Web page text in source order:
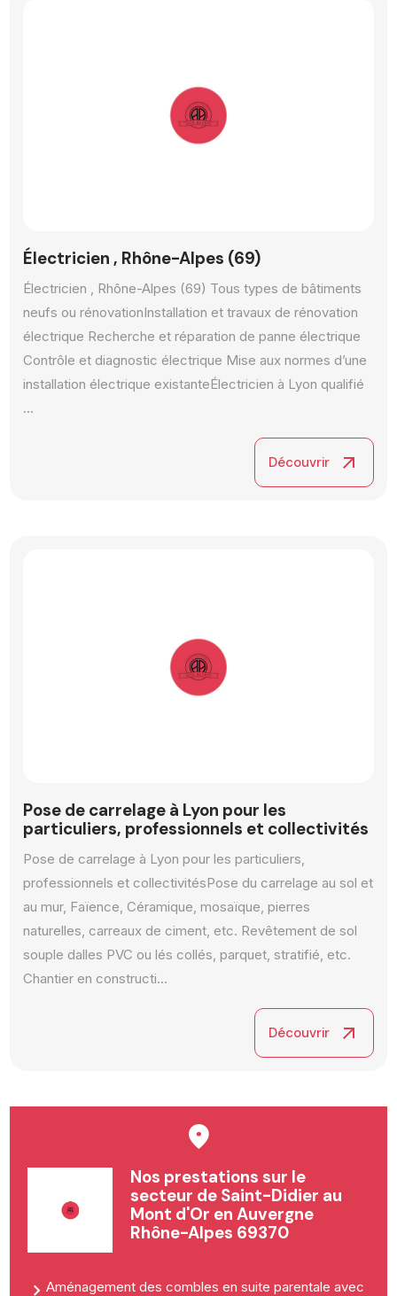
Électricien , Rhône-Alpes (69)
Électricien , Rhône-Alpes (69) Tous types de bâtiments
neufs ou rénovation ​ Installation et travaux de rénovation
électrique Recherche et réparation de panne électrique
Contrôle et diagnostic électrique Mise aux normes d’une
installation électrique existante ​ Électricien à Lyon qualifié
...
Découvrir arrow_outward
Pose de carrelage à Lyon pour les
particuliers, professionnels et collectivités ​
Pose de carrelage à Lyon pour les particuliers,
professionnels et collectivités ​ Pose du carrelage au sol et
au mur, Faïence, Céramique, mosaïque, pierres
naturelles, carreaux de ciment, etc. Revêtement de sol
souple dalles PVC ou lés collés, parquet, stratifié, etc. ​
Chantier en constructi...
Découvrir arrow_outward
Nos prestations sur le
secteur de Saint-Didier au
Mont d'Or en Auvergne
Rhône-Alpes 69370
Aménagement des combles en suite parentale avec